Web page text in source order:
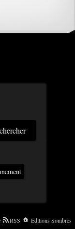
RSS
Éditions Sombres